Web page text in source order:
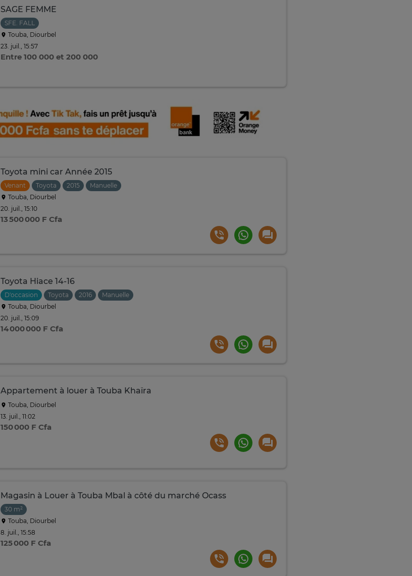
SAGE FEMME
SFE. FALL
Touba, Diourbel
23. juil., 15:57
Entre 100 000 et 200 000
Toyota mini car Année 2015
Venant Toyota 2015
Manuelle
Touba, Diourbel
20. juil., 15:10
13 500 000 F Cfa
Toyota Hiace 14-16
D'occasion Toyota 2016
Manuelle
Touba, Diourbel
20. juil., 15:09
14 000 000 F Cfa
Appartement à louer à Touba Khaïra
Touba, Diourbel
13. juil., 11:02
150 000 F Cfa
Magasin à Louer à Touba Mbal à côté du marché Ocass
30 m²
Touba, Diourbel
8. juil., 15:58
125 000 F Cfa